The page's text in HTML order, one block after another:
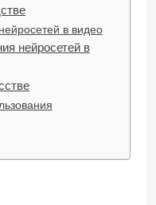
в видео
нейросетей в